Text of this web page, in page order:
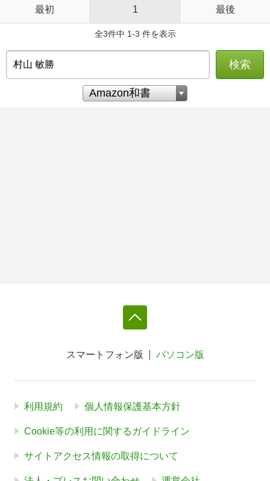
最初 1 最後
全3件中 1-3 件を表示
検索
スマートフォン版 パソコン版
利用規約 個人情報保護基本方針
Cookie等の利用に関するガイドライン
サイトアクセス情報の取得について